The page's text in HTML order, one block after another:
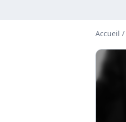
Accueil /